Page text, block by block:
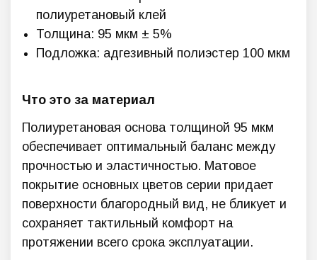
полиуретановый клей
Толщина: 95 мкм ± 5%
Подложка: адгезивный полиэстер 100 мкм
Что это за материал
Полиуретановая основа толщиной 95 мкм
обеспечивает оптимальный баланс между
прочностью и эластичностью. Матовое
покрытие основных цветов серии придает
поверхности благородный вид, не бликует и
сохраняет тактильный комфорт на
протяжении всего срока эксплуатации.